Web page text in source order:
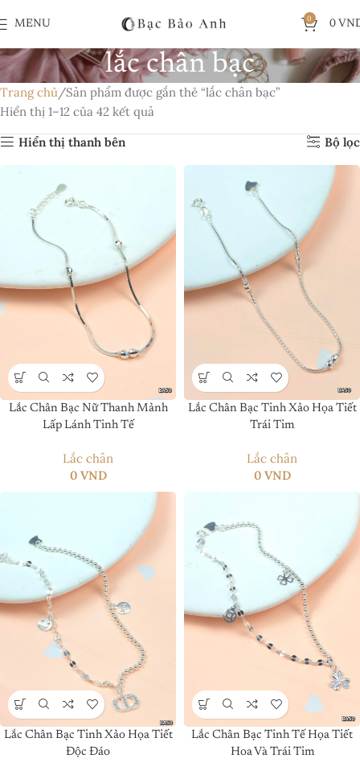
MENU
0
0
lắc chân bạc
Trang chủ Sản phẩm được gắn thẻ “lắc chân bạc”
Hiển thị 1–12 của 42 kết quả
Hiển thị thanh bên
Bộ lọc
Lắc Chân Bạc Nữ Thanh Mảnh
Lấp Lánh Tinh Tế
Lắc chân
0 VND
Lắc Chân Bạc Tinh Xảo Họa Tiết
Trái Tim
Lắc chân
0 VND
Lắc Chân Bạc Tinh Xảo Họa Tiết
Độc Đáo
Lắc Chân Bạc Tinh Tế Họa Tiết
Hoa Và Trái Tim